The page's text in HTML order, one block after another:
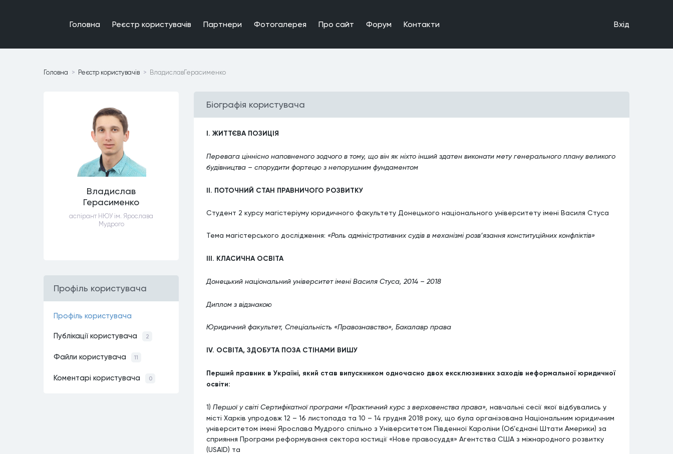
Головна Реєстр користувачiв Партнери Фотогалерея Про сайт Форум Контакти Вхiд
Головна Реєстр користувачiв ВладиславГерасименко
Владислав
Герасименко
аспірант НЮУ ім. Ярослава
Мудрого
Профiль користувачa
Профiль користувачa
Публiкацiї користувачa 2
Файли користувачa 11
Коментарi користувачa 0
Бiографiя користувача
I. ЖИТТЄВА ПОЗИЦІЯ
Перевага ціннісно наповненого зодчого в тому, що він як ніхто інший здатен виконати мету генерального плану великого
будівництва – спорудити фортецю з непорушним фундаментом
II. ПОТОЧНИЙ СТАН ПРАВНИЧОГО РОЗВИТКУ
Студент 2 курсу магістеріуму юридичного факультету Донецького національного університету імені Василя Стуса
Тема магістерського дослідження: «Роль адміністративних судів в механізмі розв’язання конституційних конфліктів»
III. КЛАСИЧНА ОСВІТА
Донецький національний університет імені Василя Стуса, 2014 – 2018
Диплом з відзнакою
Юридичний факультет, Спеціальність «Правознавство», Бакалавр права
IV. ОСВІТА, ЗДОБУТА ПОЗА СТІНАМИ ВИШУ
Перший правник в Україні, який став випускником одночасно двох ексклюзивних заходів неформальної юридичної
освіти:
1) Першої у світі Сертифікатної програми «Практичний курс з верховенства права», навчальні сесії якої відбувались у
місті Харків упродовж 12 – 16 листопада та 10 – 14 грудня 2018 року, що була організована Національним юридичним
університетом імені Ярослава Мудрого спільно з Університетом Південної Кароліни (Об’єднані Штати Америки) за
сприяння Програми реформування сектора юстиції «Нове правосуддя» Агентства США з міжнародного розвитку
(USAID) та